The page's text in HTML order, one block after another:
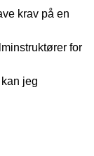
krav på en
for
jeg